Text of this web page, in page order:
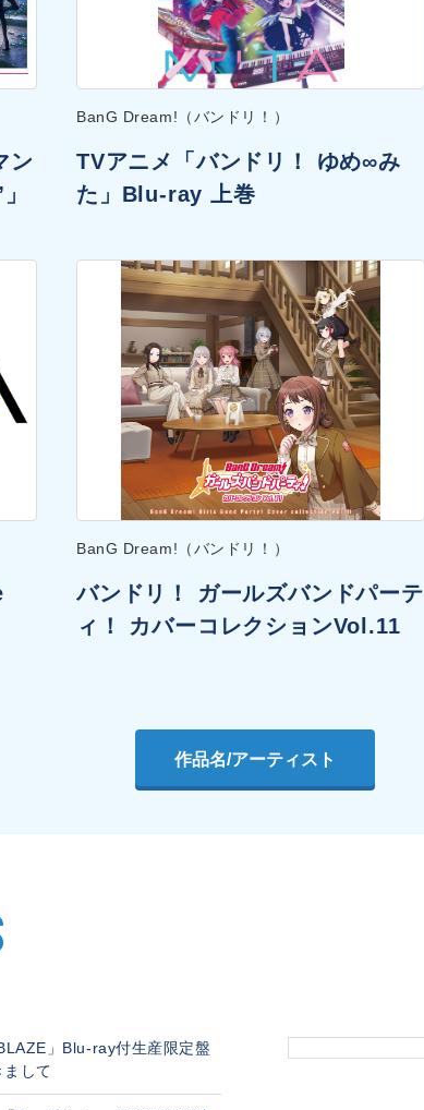
ン
BanG Dream!（バンドリ！）
TVアニメ「バンドリ！ ゆめ∞み
た」Blu-ray 上巻
BanG Dream!（バンドリ！）
バンドリ！ ガールズバンドパーテ
ィ！ カバーコレクションVol.11
作品名/アーティスト
」Blu-ray付生産限定盤
して